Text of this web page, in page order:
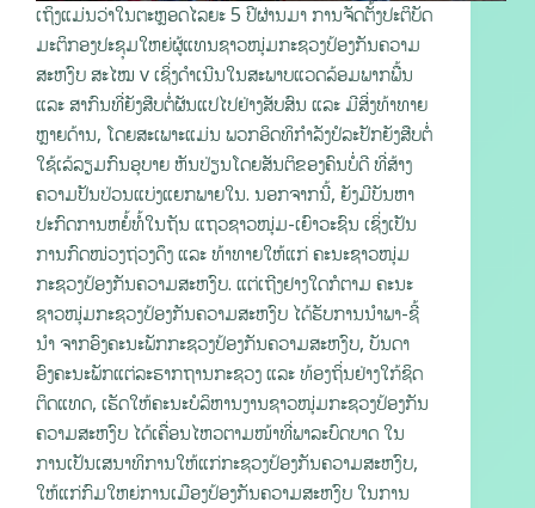
ເຖິງແມ່ນວ່າໃນຕະຫຼອດໄລຍະ 5 ປີຜ່ານມາ ການຈັດຕັ້ງປະຕິບັດ
ມະຕິກອງປະຊຸມໃຫຍ່ຜູ້ແທນຊາວໜຸ່ມກະຊວງປ້ອງກັນຄວາມ
ສະຫງົບ ສະໄໝ v ເຊິ່ງດໍາເນີນໃນສະພາບແວດລ້ອມພາກພື້ນ
ແລະ ສາກົນທີ່ຍັງສືບຕໍ່ຜັນແປໄປຢ່າງສັບສົນ ແລະ ມີສິ່ງທ້າທາຍ
ຫຼາຍດ້ານ, ໂດຍສະເພາະແມ່ນ ພວກອິດທິກຳລັງປໍລະປັກຍັງສືບຕໍ່
ໃຊ້ເລ້ລຽມກົນອຸບາຍ ຫັນປ່ຽນໂດຍສັນຕິຂອງຄົນບໍ່ດີ ທີ່ສ້າງ
ຄວາມປັນປ່ວນແບ່ງແຍກພາຍໃນ. ນອກຈາກນີ້, ຍັງມີບັນຫາ
ປະກົດການຫຍໍ້ທໍ້ໃນຖັນ ແຖວຊາວໜຸ່ມ-ເຍົາວະຊົນ ເຊິ່ງເປັນ
ການກົດໜ່ວງຖ່ວງດຶງ ແລະ ທ້າທາຍໃຫ້ແກ່ ຄະນະຊາວໜຸ່ມ
ກະຊວງປ້ອງກັນຄວາມສະຫງົບ. ແຕ່ເຖີງຢາງໃດກໍຕາມ ຄະນະ
ຊາວໜຸ່ມກະຊວງປ້ອງກັນຄວາມສະຫງົບ ໄດ້ຮັບການນໍາພາ-ຊີ້
ນໍາ ຈາກອົງຄະນະພັກກະຊວງປ້ອງກັນຄວາມສະຫງົບ, ບັນດາ
ອົງຄະນະພັກແຕ່ລະຮາກຖານກະຊວງ ແລະ ທ້ອງຖິ່ນຢ່າງໃກ້ຊິດ
ຕິດແທດ, ເຮັດໃຫ້ຄະນະບໍລິຫານງານຊາວໜຸ່ມກະຊວງປ້ອງກັນ
ຄວາມສະຫງົບ ໄດ້ເຄື່ອນໄຫວຕາມໜ້າທີ່ພາລະບົດບາດ ໃນ
ການເປັນເສນາທິການໃຫ້ແກ່ກະຊວງປ້ອງກັນຄວາມສະຫງົບ,
ໃຫ້ແກ່ກົມໃຫຍ່ການເມືອງປ້ອງກັນຄວາມສະຫງົບ ໃນການ